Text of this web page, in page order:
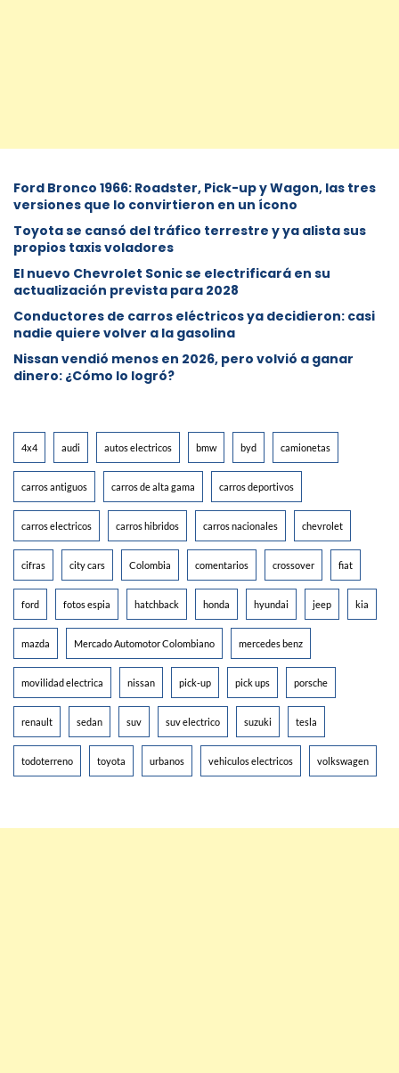
Ford Bronco 1966: Roadster, Pick-up y Wagon, las tres
versiones que lo convirtieron en un ícono
Toyota se cansó del tráfico terrestre y ya alista sus
propios taxis voladores
El nuevo Chevrolet Sonic se electrificará en su
actualización prevista para 2028
Conductores de carros eléctricos ya decidieron: casi
nadie quiere volver a la gasolina
Nissan vendió menos en 2026, pero volvió a ganar
dinero: ¿Cómo lo logró?
4x4 audi autos electricos bmw byd camionetas
carros antiguos carros de alta gama carros deportivos
carros electricos carros hibridos carros nacionales chevrolet
cifras city cars Colombia comentarios crossover fiat
ford fotos espia hatchback honda hyundai jeep kia
mazda Mercado Automotor Colombiano mercedes benz
movilidad electrica nissan pick-up pick ups porsche
renault sedan suv suv electrico suzuki tesla
todoterreno toyota urbanos vehiculos electricos volkswagen